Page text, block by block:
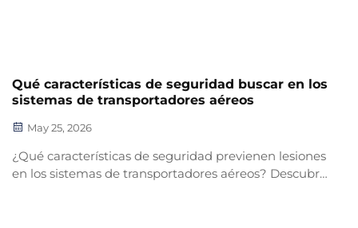
Qué características de seguridad buscar en los
sistemas de transportadores aéreos
May 25, 2026
¿Qué características de seguridad previenen lesiones
en los sistemas de transportadores aéreos? Descubra